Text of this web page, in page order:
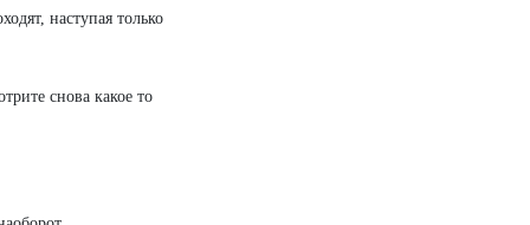
наступая только
снова какое то